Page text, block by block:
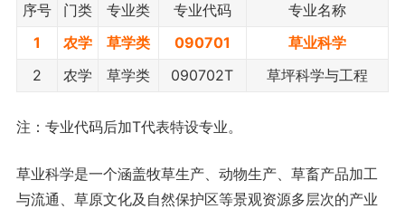
序号 门类 专业类 专业代码
专业名称
1
农学 草学类 090701
草业科学
2
农学 草学类 090702T 草坪科学与工程
注：专业代码后加T代表特设专业。
草业科学是一个涵盖牧草生产、动物生产、草畜产品加工
与流通、草原文化及自然保护区等景观资源多层次的产业